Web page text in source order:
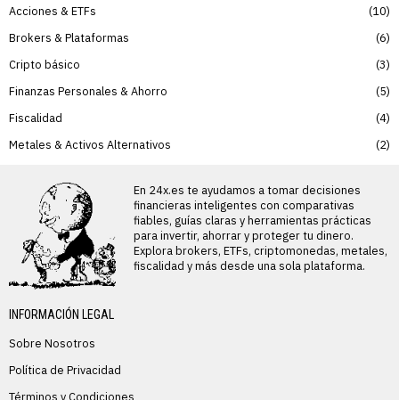
Acciones & ETFs
10
Brokers & Plataformas
6
Cripto básico
3
Finanzas Personales & Ahorro
5
Fiscalidad
4
Metales & Activos Alternativos
2
En 24x.es te ayudamos a tomar decisiones
financieras inteligentes con comparativas
fiables, guías claras y herramientas prácticas
para invertir, ahorrar y proteger tu dinero.
Explora brokers, ETFs, criptomonedas, metales,
fiscalidad y más desde una sola plataforma.
INFORMACIÓN LEGAL
Sobre Nosotros
Política de Privacidad
Términos y Condiciones